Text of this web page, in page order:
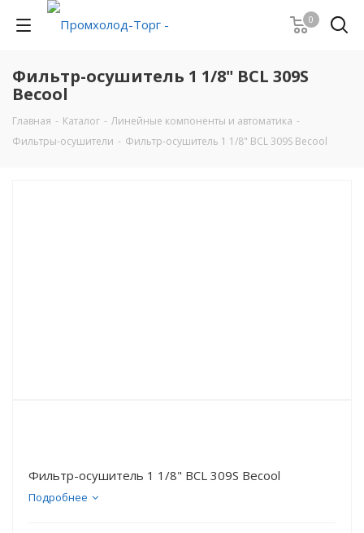
0
Фильтр-осушитель 1 1/8" BCL 309S
Becool
Главная - Каталог - Линейные компоненты и автоматика -
Фильтры-осушители - Фильтр-осушитель 1 1/8" BCL 309S Becool
Фильтр-осушитель 1 1/8" BCL 309S Becool
Подробнее